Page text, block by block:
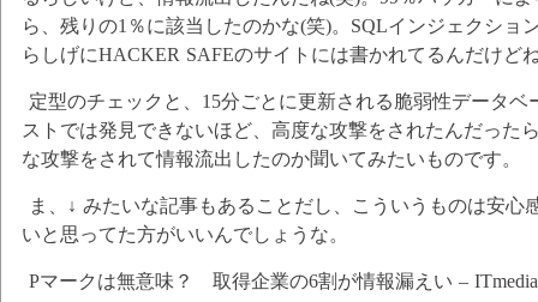
ら、残りの1％に該当したのかな(笑)。SQLインジェクショ
らしげにHACKER SAFEのサイトには書かれてるんだけど
定型のチェックと、15分ごとに更新される脆弱性データ
ストでは発見できないほど、高度な攻撃をされたんだった
な攻撃をされて情報流出したのか聞いてみたいものです。
ま、↓ みたいな記事もあることだし、こういうものは安心
いと思ってた方がいいんでしょうな。
Pマークは無意味？ 取得企業の6割が情報漏えい –